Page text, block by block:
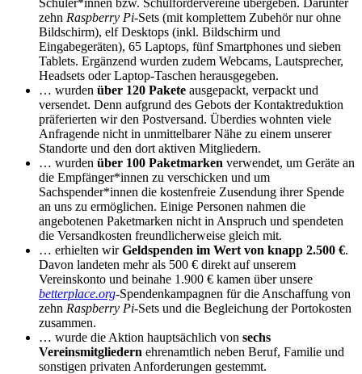
zehn Raspberry Pi-Sets (mit komplettem Zubehör nur ohne
Bildschirm), elf Desktops (inkl. Bildschirm und
Eingabegeräten), 65 Laptops, fünf Smartphones und sieben
Tablets. Ergänzend wurden zudem Webcams, Lautsprecher,
Headsets oder Laptop-Taschen herausgegeben.
… wurden über 120 Pakete ausgepackt, verpackt und
versendet. Denn aufgrund des Gebots der Kontaktreduktion
präferierten wir den Postversand. Überdies wohnten viele
Anfragende nicht in unmittelbarer Nähe zu einem unserer
Standorte und den dort aktiven Mitgliedern.
… wurden über 100 Paketmarken verwendet, um Geräte an
die Empfänger*innen zu verschicken und um
Sachspender*innen die kostenfreie Zusendung ihrer Spende
an uns zu ermöglichen. Einige Personen nahmen die
angebotenen Paketmarken nicht in Anspruch und spendeten
die Versandkosten freundlicherweise gleich mit.
… erhielten wirGeldspenden im Wert von knapp 2.500 €.
Davon landeten mehr als 500 € direkt auf unserem
Vereinskonto und beinahe 1.900 € kamen über unsere
betterplace.org-Spendenkampagnen für die Anschaffung von
zehn Raspberry Pi-Sets und die Begleichung der Portokosten
zusammen.
… wurde die Aktion hauptsächlich von sechs
Vereinsmitgliedern ehrenamtlich neben Beruf, Familie und
sonstigen privaten Anforderungen gestemmt.